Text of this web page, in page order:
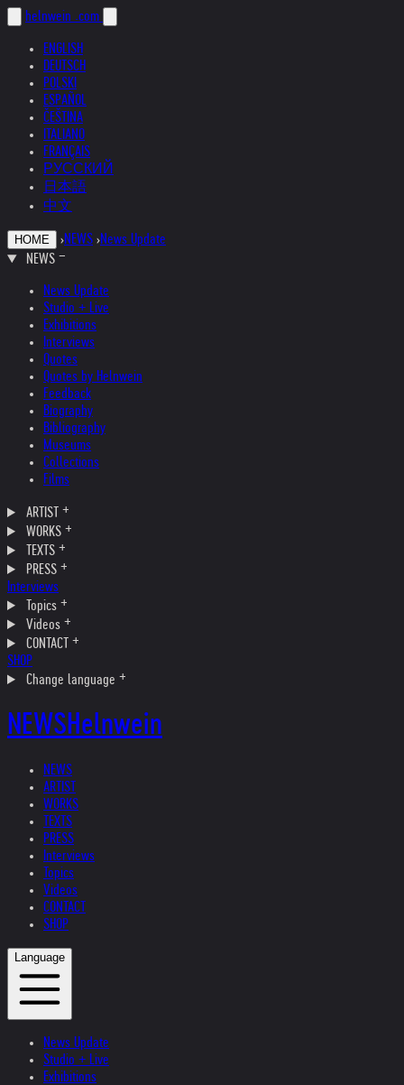
helnwein .com
ENGLISH
DEUTSCH
POLSKI
ESPAÑOL
ČEŠTINA
ITALIANO
FRANÇAIS
РУССКИЙ
日本語
中文
HOME ›NEWS ›News Update
NEWS
News Update
Studio + Live
Exhibitions
Interviews
Quotes
Quotes by Helnwein
Feedback
Biography
Bibliography
Museums
Collections
Films
ARTIST
WORKS
TEXTS
PRESS
Interviews
Topics
Videos
CONTACT
SHOP
Change language
NEWSHelnwein
NEWS
ARTIST
WORKS
TEXTS
PRESS
Interviews
Topics
Videos
CONTACT
SHOP
Language
News Update
Studio + Live
Exhibitions